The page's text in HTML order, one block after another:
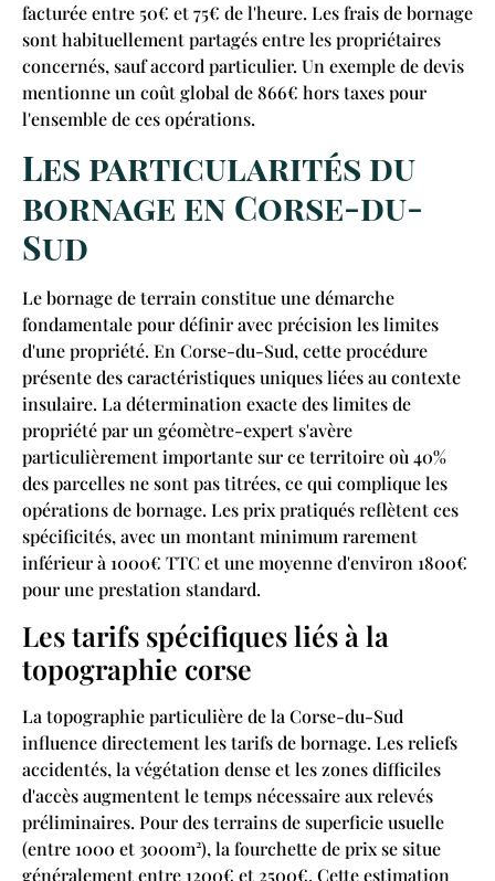
facturée entre 50€ et 75€ de l'heure. Les frais de bornage
sont habituellement partagés entre les propriétaires
concernés, sauf accord particulier. Un exemple de devis
mentionne un coût global de 866€ hors taxes pour
l'ensemble de ces opérations.
Les particularités du
bornage en Corse-du-
Sud
Le bornage de terrain constitue une démarche
fondamentale pour définir avec précision les limites
d'une propriété. En Corse-du-Sud, cette procédure
présente des caractéristiques uniques liées au contexte
insulaire. La détermination exacte des limites de
propriété par un géomètre-expert s'avère
particulièrement importante sur ce territoire où 40%
des parcelles ne sont pas titrées, ce qui complique les
opérations de bornage. Les prix pratiqués reflètent ces
spécificités, avec un montant minimum rarement
inférieur à 1000€ TTC et une moyenne d'environ 1800€
pour une prestation standard.
Les tarifs spécifiques liés à la
topographie corse
La topographie particulière de la Corse-du-Sud
influence directement les tarifs de bornage. Les reliefs
accidentés, la végétation dense et les zones difficiles
d'accès augmentent le temps nécessaire aux relevés
préliminaires. Pour des terrains de superficie usuelle
(entre 1000 et 3000m²), la fourchette de prix se situe
généralement entre 1200€ et 2500€. Cette estimation